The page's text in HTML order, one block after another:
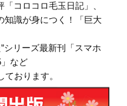
コロコロ毛玉日記」、
知識が身につく！「巨大
シリーズ最新刊「スマホ
など
おります。